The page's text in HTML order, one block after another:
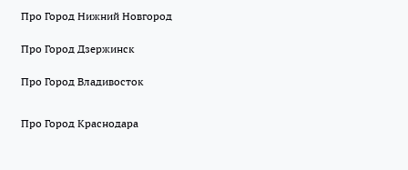
Про Город Нижний Новгород
Про Город Дзержинск
Про Город Владивосток
Про Город Краснодара